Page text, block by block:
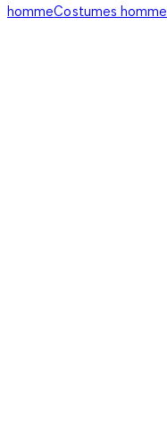
hommeCostumes homme